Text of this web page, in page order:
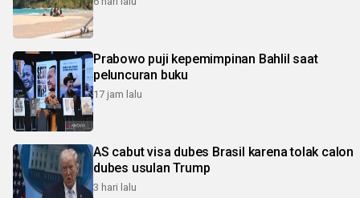
Prabowo puji kepemimpinan Bahlil saat
peluncuran buku
17 jam lalu
AS cabut visa dubes Brasil karena tolak calon
dubes usulan Trump
3 hari lalu